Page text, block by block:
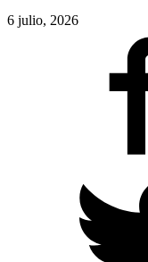
6 julio, 2026